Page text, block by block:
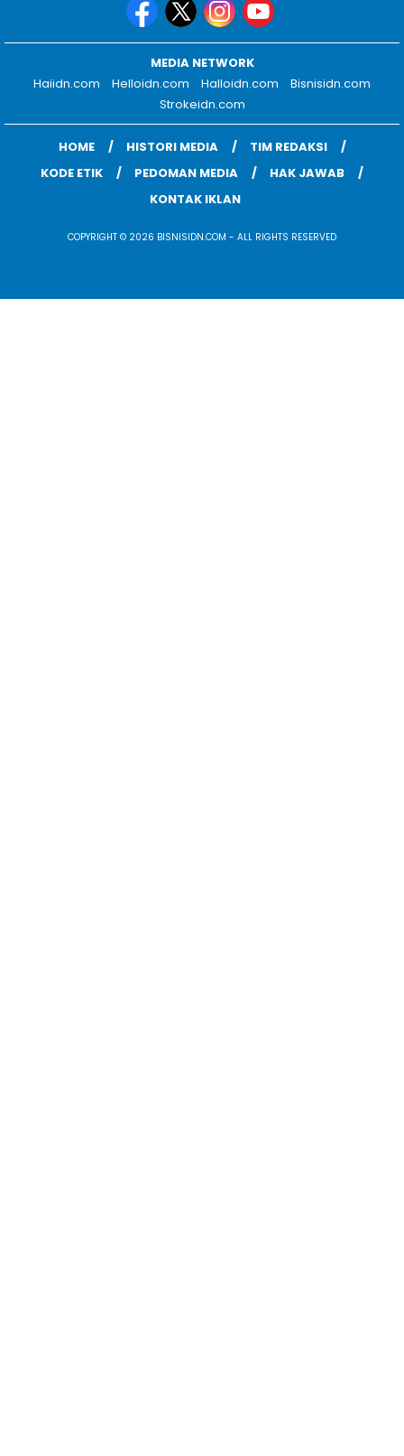
MEDIA NETWORK
Haiidn.com
Helloidn.com Halloidn.com
Bisnisidn.com
Strokeidn.com
HOME HISTORI MEDIA
TIM REDAKSI
KODE ETIK
PEDOMAN MEDIA
HAK JAWAB
KONTAK IKLAN
COPYRIGHT © 2026 BISNISIDN.COM - ALL RIGHTS RESERVED